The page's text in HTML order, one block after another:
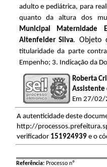
adulto e pediátrica, para
quanto da altura dos
Municipal Maternidade
Altenfelder Silva. Objeto
titularidade da parte
Empenho; 3. Indicação da
Roberta
Assistente
Em 27/02/
A autenticidade deste
http://
verificador 151924939e o
Referência:Processo nº